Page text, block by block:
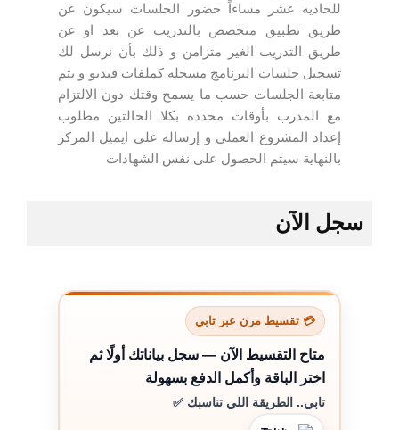
للحاديه عشر مساءاً حضور الجلسات سيكون عن
طريق تطبيق متخصص بالتدريب عن بعد او عن
طريق التدريب الغير متزامن و ذلك بأن نرسل لك
تسجيل جلسات البرنامج مسجله كملفات فيديو و يتم
متابعة الجلسات حسب ما يسمح وقتك دون الالتزام
مع المدرب بأوقات محدده بكلا الحالتين مطلوب
إعداد المشروع العملي و إرساله على ايميل المركز
بالنهاية سيتم الحصول على نفس الشهادات
سجل الآن
💳 تقسيط مرن عبر تابي
متاح التقسيط الآن — سجل بياناتك أولًا ثم
اختر الباقة وأكمل الدفع بسهولة
تابي.. الطريقة اللي تناسبك ✅